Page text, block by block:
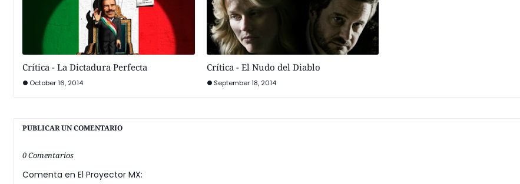
Crítica - La Dictadura Perfecta
October 16, 2014
Crítica - El Nudo del Diablo
September 18, 2014
PUBLICAR UN COMENTARIO
0 Comentarios
Comenta en El Proyector MX: